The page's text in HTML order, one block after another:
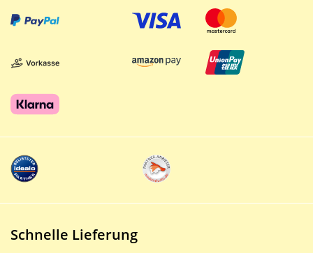
Schnelle Lieferung